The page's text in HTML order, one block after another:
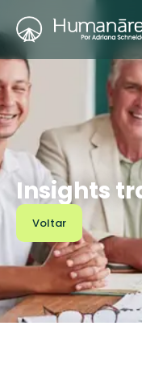
Insights
Voltar